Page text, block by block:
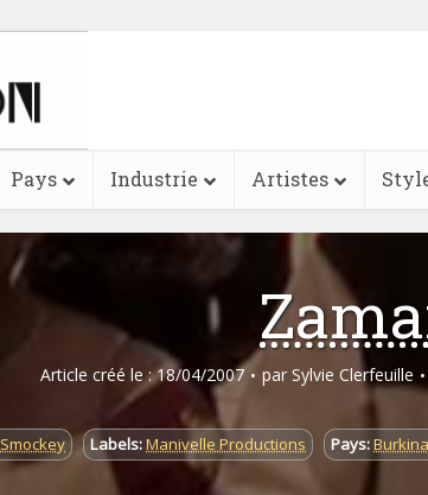
Pays Industrie Artistes
Article créé le : 18/04/2007 par Sylvie Clerfeuille
Smockey Labels:Manivelle Productions Pays: